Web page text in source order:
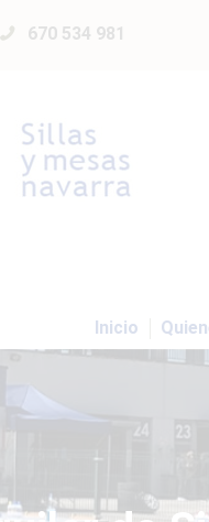
670 534 981
Inicio